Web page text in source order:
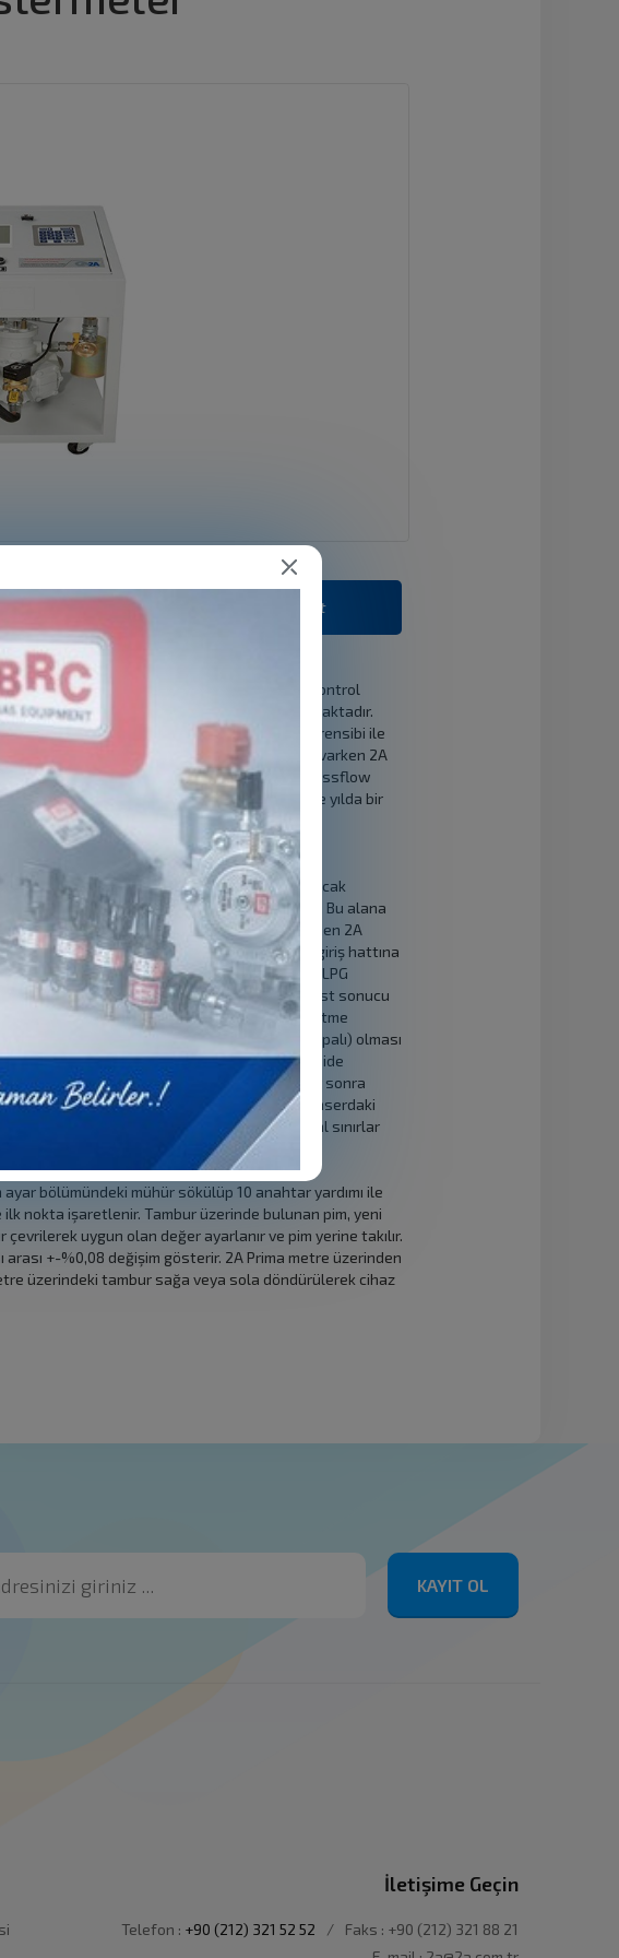
Tavsiye Et
senede 2 sefer ölçüm doğruluklarının kontrol
bu doğrulukların ölçülmelerinde kullanılmaktadır.
2A prima metreli, ikincisi coriolis çalışma prensibi ile
yasal çerçevede %0,6 ölçüm hassasiyeti varken 2A
Coriolis çalışma prensibine bağlı massflow
mastermetrelerinin kullanım sıklığına göre yılda bir
gerekir.
kalibrasyonu nasıl yapılır ?
güvenlik önlemleri alınır. Kalibrasyon yapışacak
önlemek için güvenlik çemberi ile izole edilir. Bu alana
yapılacak 2A LPG dispenser yanına sabitlenen 2A
LPG dispenser tabancası, LPG mastermetre giriş hattına
çıkış hattındaki hortum ucundaki tabanca, LPG
bağlanır. Çalışmada sıcaklık faktörünün test sonucu
sağlanmalıdır. Sıcaklığa bağlı hacim düzeltme
iki cihazda da aynı konumda (açık yada kapalı) olması
ayarlanır. Genel uygulamada maksimum debide
hesaplama yapılmaktadır. Önce dispenser sonra
için mastermetre off konumuna alınır. Dispenserdaki
tuşuna basılarak yazdırılır. Test sonucu yasal sınırlar
ayar bölümünden ayar yapılır.
bölümündeki mühür sökülüp 10 anahtar yardımı ile
ilk nokta işaretlenir. Tambur üzerinde bulunan pim, yeni
çevrilerek uygun olan değer ayarlanır ve pim yerine takılır.
+-%0,08 değişim gösterir. 2A Prima metre üzerinden
üzerindeki tambur sağa veya sola döndürülerek cihaz
KAYIT OL
İletişime Geçin
Telefon : +90 (212) 321 52 52 /
Faks : +90 (212) 321 88 21